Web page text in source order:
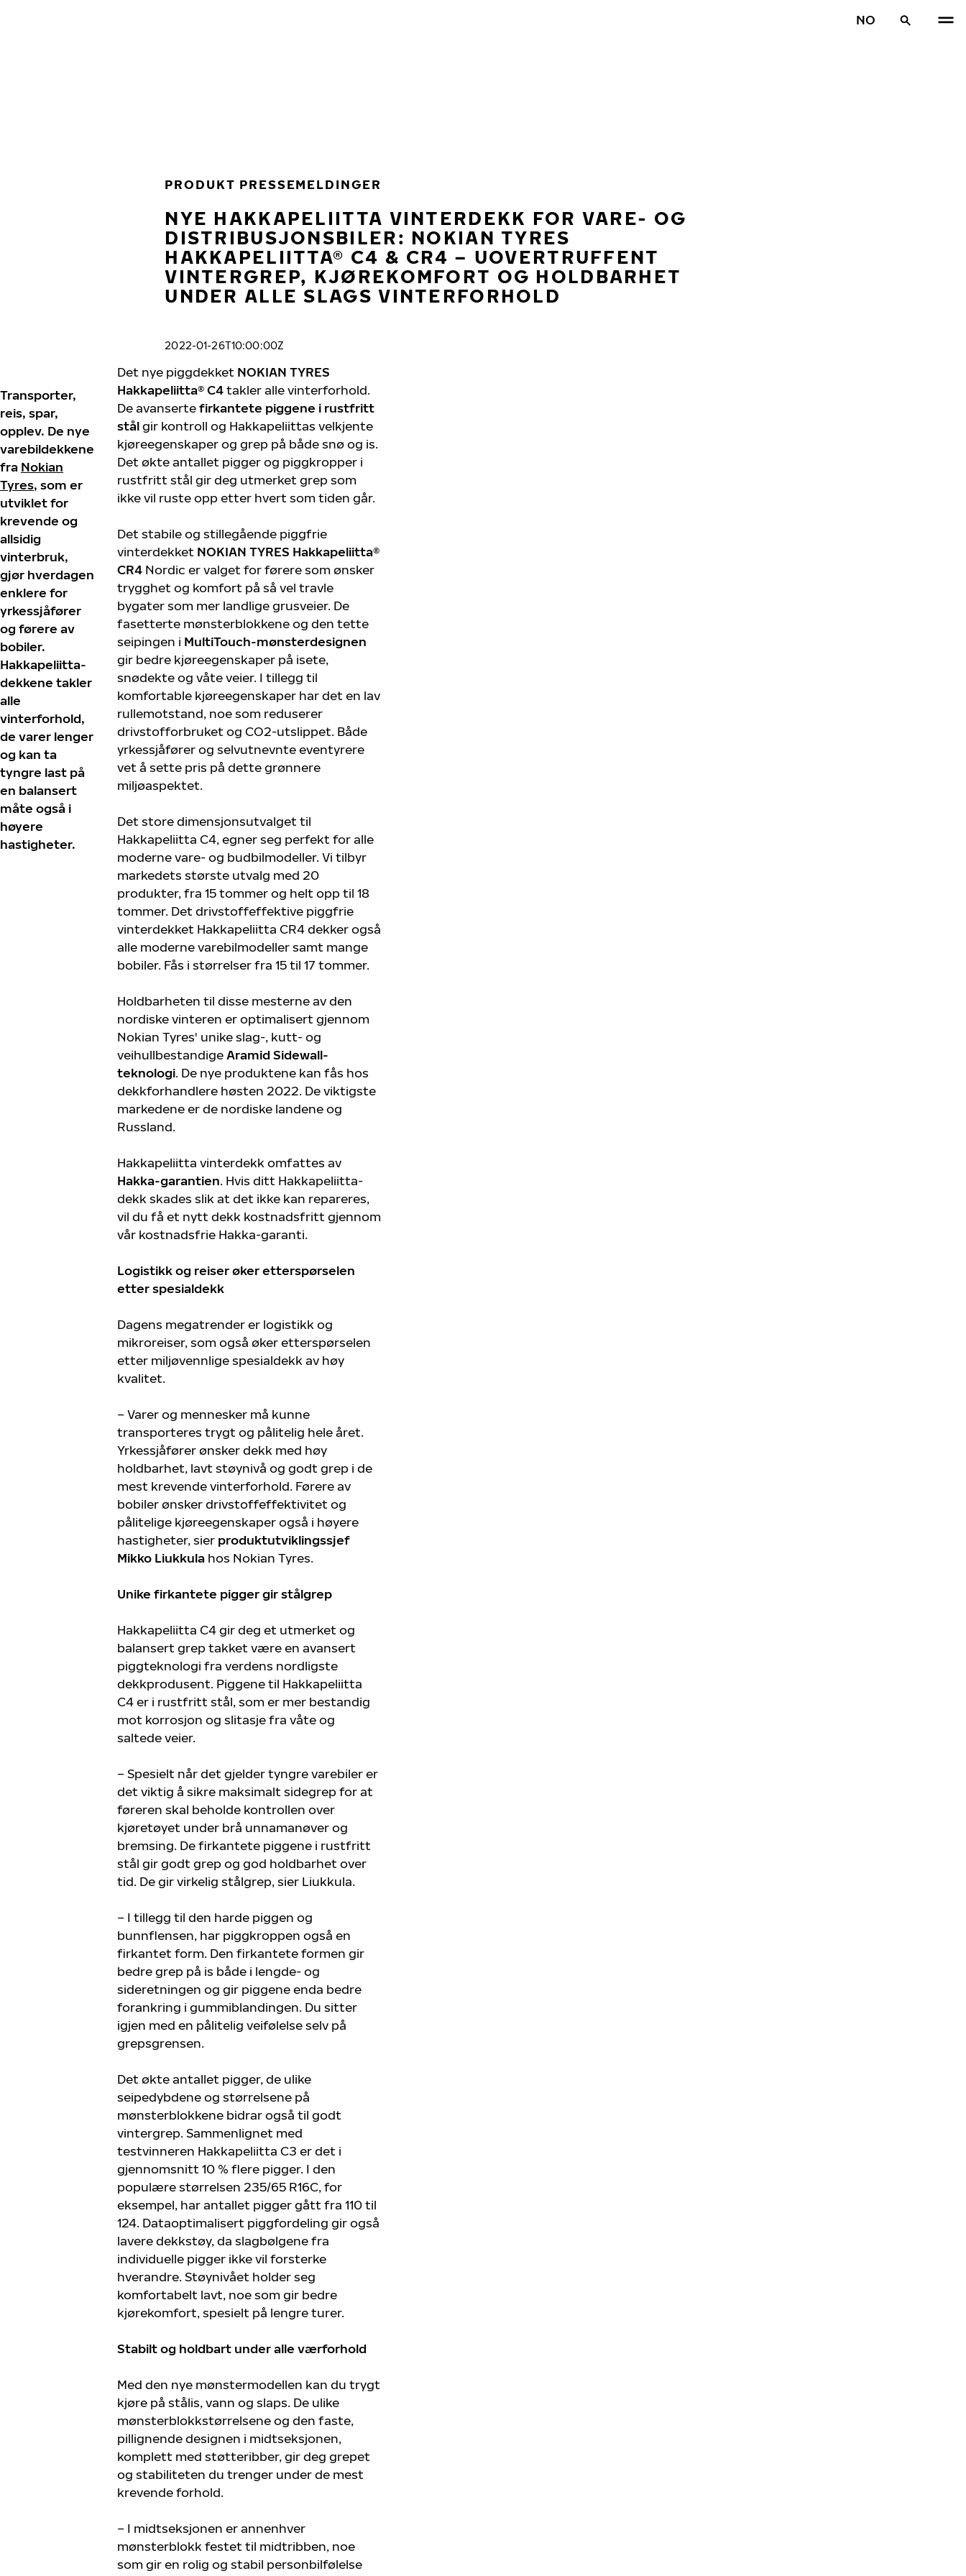
NO
PRODUKT PRESSEMELDINGER
NYE HAKKAPELIITTA VINTERDEKK FOR VARE- OG
DISTRIBUSJONSBILER: NOKIAN TYRES
HAKKAPELIITTA® C4 & CR4 – UOVERTRUFFENT
VINTERGREP, KJØREKOMFORT OG HOLDBARHET
UNDER ALLE SLAGS VINTERFORHOLD
2022-01-26T10:00:00Z
Transporter,
reis, spar,
opplev. De nye
varebildekkene
fra Nokian
Tyres, som er
utviklet for
krevende og
allsidig
vinterbruk,
gjør hverdagen
enklere for
yrkessjåfører
og førere av
bobiler.
Hakkapeliitta-
dekkene takler
alle
vinterforhold,
de varer lenger
og kan ta
tyngre last på
en balansert
måte også i
høyere
hastigheter.
Det nye piggdekket NOKIAN TYRES
Hakkapeliitta® C4takler alle vinterforhold.
De avansertefirkantete piggene i rustfritt
stålgir kontroll og Hakkapeliittas velkjente
kjøreegenskaper og grep på både snø og is.
Det økte antallet pigger og piggkropper i
rustfritt stål gir deg utmerket grep som
ikke vil ruste opp etter hvert som tiden går.
Det stabile og stillegående piggfrie
vinterdekket NOKIAN TYRES Hakkapeliitta®
CR4 Nordic er valget for førere som ønsker
trygghet og komfort på så vel travle
bygater som mer landlige grusveier. De
fasetterte mønsterblokkene og den tette
seipingen i MultiTouch-mønsterdesignen
gir bedre kjøreegenskaper på isete,
snødekte og våte veier. I tillegg til
komfortable kjøreegenskaper har det en lav
rullemotstand, noe som reduserer
drivstofforbruket og CO2-utslippet. Både
yrkessjåfører og selvutnevnte eventyrere
vet å sette pris på dette grønnere
miljøaspektet.
Det store dimensjonsutvalget til
Hakkapeliitta C4, egner seg perfekt for alle
moderne vare- og budbilmodeller. Vi tilbyr
markedets største utvalg med 20
produkter, fra 15 tommer og helt opp til 18
tommer. Det drivstoffeffektive piggfrie
vinterdekket Hakkapeliitta CR4 dekker også
alle moderne varebilmodeller samt mange
bobiler. Fås i størrelser fra 15 til 17 tommer.
Holdbarheten til disse mesterne av den
nordiske vinteren er optimalisert gjennom
Nokian Tyres' unike slag-, kutt- og
veihullbestandige Aramid Sidewall-
teknologi. De nye produktene kan fås hos
dekkforhandlere høsten 2022. De viktigste
markedene er de nordiske landene og
Russland.
Hakkapeliitta vinterdekk omfattes av
Hakka-garantien. Hvis ditt Hakkapeliitta-
dekk skades slik at det ikke kan repareres,
vil du få et nytt dekk kostnadsfritt gjennom
vår kostnadsfrie Hakka-garanti.
Logistikk og reiser øker etterspørselen
etter spesialdekk
Dagens megatrender er logistikk og
mikroreiser, som også øker etterspørselen
etter miljøvennlige spesialdekk av høy
kvalitet.
– Varer og mennesker må kunne
transporteres trygt og pålitelig hele året.
Yrkessjåfører ønsker dekk med høy
holdbarhet, lavt støynivå og godt grep i de
mest krevende vinterforhold. Førere av
bobiler ønsker drivstoffeffektivitet og
pålitelige kjøreegenskaper også i høyere
hastigheter, sier produktutviklingssjef
Mikko Liukkula hos Nokian Tyres.
Unike firkantete pigger gir stålgrep
Hakkapeliitta C4 gir deg et utmerket og
balansert grep takket være en avansert
piggteknologi fra verdens nordligste
dekkprodusent. Piggene til Hakkapeliitta
C4 er i rustfritt stål, som er mer bestandig
mot korrosjon og slitasje fra våte og
saltede veier.
– Spesielt når det gjelder tyngre varebiler er
det viktig å sikre maksimalt sidegrep for at
føreren skal beholde kontrollen over
kjøretøyet under brå unnamanøver og
bremsing. De firkantete piggene i rustfritt
stål gir godt grep og god holdbarhet over
tid. De gir virkelig stålgrep, sier Liukkula.
– I tillegg til den harde piggen og
bunnflensen, har piggkroppen også en
firkantet form. Den firkantete formen gir
bedre grep på is både i lengde- og
sideretningen og gir piggene enda bedre
forankring i gummiblandingen. Du sitter
igjen med en pålitelig veifølelse selv på
grepsgrensen.
Det økte antallet pigger, de ulike
seipedybdene og størrelsene på
mønsterblokkene bidrar også til godt
vintergrep. Sammenlignet med
testvinneren Hakkapeliitta C3 er det i
gjennomsnitt 10 % flere pigger. I den
populære størrelsen 235/65 R16C, for
eksempel, har antallet pigger gått fra 110 til
124. Dataoptimalisert piggfordeling gir også
lavere dekkstøy, da slagbølgene fra
individuelle pigger ikke vil forsterke
hverandre. Støynivået holder seg
komfortabelt lavt, noe som gir bedre
kjørekomfort, spesielt på lengre turer.
Stabilt og holdbart under alle værforhold
Med den nye mønstermodellen kan du trygt
kjøre på stålis, vann og slaps. De ulike
mønsterblokkstørrelsene og den faste,
pillignende designen i midtseksjonen,
komplett med støtteribber, gir deg grepet
og stabiliteten du trenger under de mest
krevende forhold.
– I midtseksjonen er annenhver
mønsterblokk festet til midtribben, noe
som gir en rolig og stabil personbilfølelse